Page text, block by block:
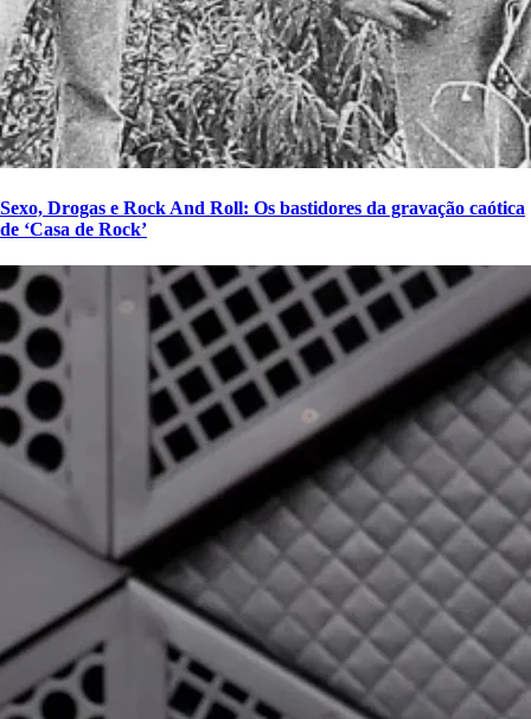
Sexo, Drogas e Rock And Roll: Os bastidores da gravação caótica
de ‘Casa de Rock’